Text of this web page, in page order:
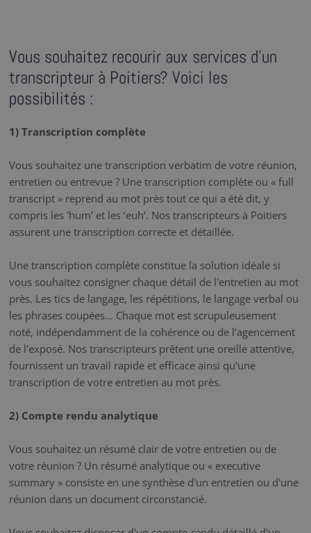
Vous souhaitez recourir aux services d'un
transcripteur à Poitiers? Voici les
possibilités :
1) Transcription complète
Vous souhaitez une transcription verbatim de votre réunion,
entretien ou entrevue ? Une transcription complète ou « full
transcript » reprend au mot près tout ce qui a été dit, y
compris les 'hum’ et les ‘euh’. Nos transcripteurs à Poitiers
assurent une transcription correcte et détaillée.
Une transcription complète constitue la solution idéale si
vous souhaitez consigner chaque détail de l'entretien au mot
près. Les tics de langage, les répétitions, le langage verbal ou
les phrases coupées... Chaque mot est scrupuleusement
noté, indépendamment de la cohérence ou de l'agencement
de l'exposé. Nos transcripteurs prêtent une oreille attentive,
fournissent un travail rapide et efficace ainsi qu'une
transcription de votre entretien au mot près.
2) Compte rendu analytique
Vous souhaitez un résumé clair de votre entretien ou de
votre réunion ? Un résumé analytique ou « executive
summary » consiste en une synthèse d'un entretien ou d'une
réunion dans un document circonstancié.